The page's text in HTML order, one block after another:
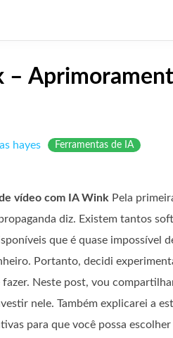
–
hayes Ferramentas de IA
vídeo com IA Wink Pela
diz. Existem tantos
que é quase impossível
Portanto, decidi
Neste post, vou
nele. Também explicarei a
para que você possa